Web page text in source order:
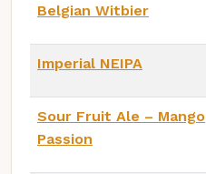
Belgian Witbier
Imperial NEIPA
Sour Fruit Ale – Mango
Passion